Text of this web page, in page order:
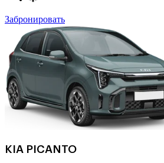
Забронировать
KIA PICANTO